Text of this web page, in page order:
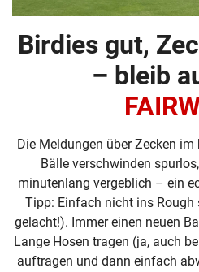
Birdies gut,
– bleib
Die Meldungen über Zecken
Bälle verschwinden
minutenlang vergeblich – ein
Tipp: Einfach nicht ins Rough
gelacht!). Immer einen neuen
Lange Hosen tragen (ja, auch
auftragen und dann einfach